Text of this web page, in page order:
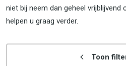
niet bij neem dan geheel
helpen u graag verder.
Toon